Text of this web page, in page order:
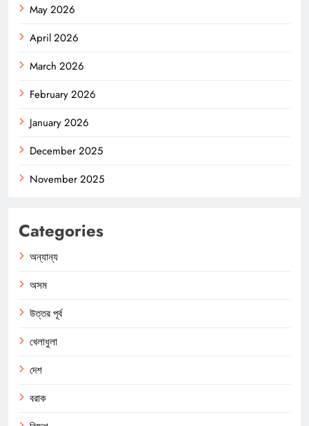
May 2026
April 2026
March 2026
February 2026
January 2026
December 2025
November 2025
Categories
অন্যান্য
অসম
উত্তর পূর্ব
খেলাধুলা
দেশ
বরাক